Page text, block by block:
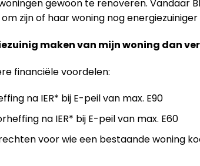
gewoon te renoveren. Vandaar
zijn of haar woning nog
maken van mijn woning dan
financiële voordelen:
na IER* bij E-peil van max. E90
na IER* bij E-peil van max. E60
voor wie een bestaande woning